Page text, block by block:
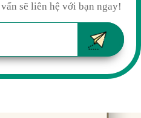
sẽ liên hệ với bạn ngay!